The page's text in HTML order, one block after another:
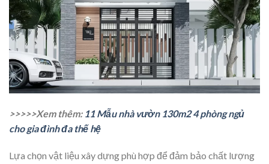
>>>>>Xem thêm: 11 Mẫu nhà vườn 130m2 4 phòng ngủ
cho gia đình đa thế hệ
Lựa chọn vật liệu xây dựng phù hợp để đảm bảo chất lượng